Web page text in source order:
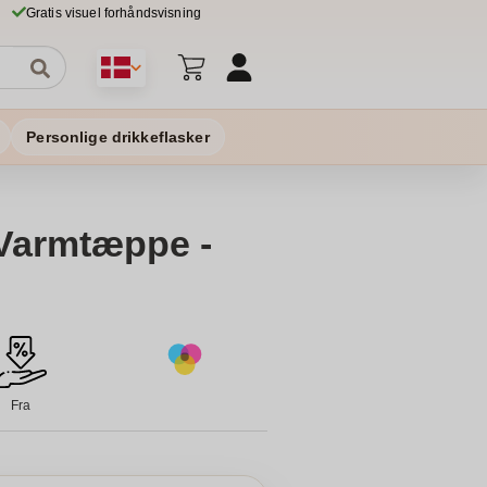
Gratis visuel forhåndsvisning
Personlige drikkeflasker
-
Fra